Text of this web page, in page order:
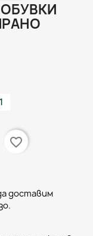
favorite_border
доставим